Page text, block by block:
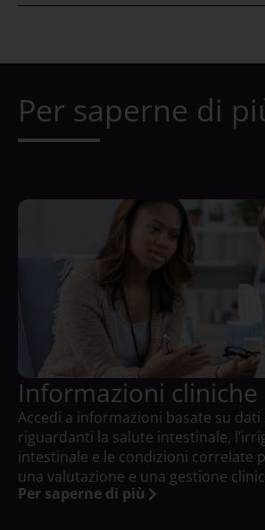
Per saperne di
Informazioni cliniche
Accedi a informazioni basate su dati
riguardanti la salute intestinale,
intestinale e le condizioni correlate
una valutazione e una gestione
Per saperne di più